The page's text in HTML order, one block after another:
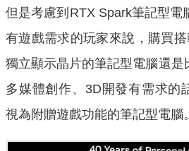
但是考慮到RTX Spark筆記型電
有遊戲需求的玩家來說，購買
獨立顯示晶片的筆記型電腦還是
多媒體創作、3D開發有需求的
視為附贈遊戲功能的筆記型電腦。